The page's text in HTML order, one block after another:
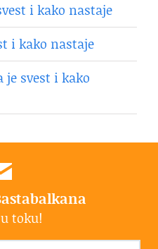
i kako nastaje
i kako nastaje
je svest i kako
toku!